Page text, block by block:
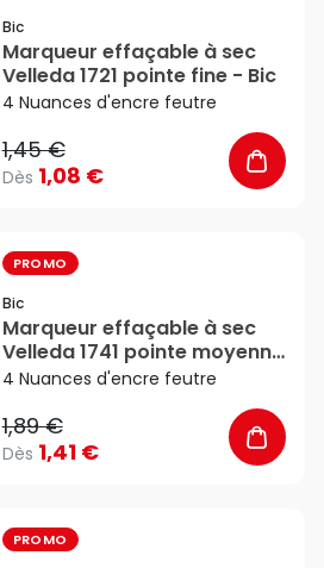
Bic
Marqueur effaçable à sec
Velleda 1721 pointe fine - Bic
4 Nuances d'encre feutre
1,45 €
Dès 1,08 €
PROMO
Bic
Marqueur effaçable à sec
Velleda 1741 pointe moyenne
- Bic
4 Nuances d'encre feutre
1,89 €
Dès 1,41 €
PROMO